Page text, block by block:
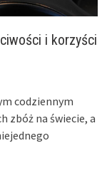
i korzyści
codziennym
zbóż na świecie, a